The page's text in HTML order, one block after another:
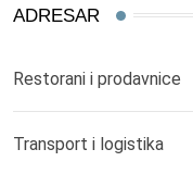
ADRESAR
Restorani i prodavnice
Transport i logistika